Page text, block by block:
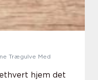
Trægulve Med
hjem det